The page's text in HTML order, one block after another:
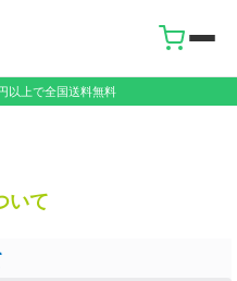
以上で全国送料無料
いて